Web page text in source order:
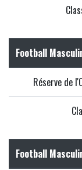
Football
Réserve de
Football